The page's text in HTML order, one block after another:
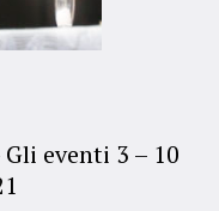
eventi 3 – 10